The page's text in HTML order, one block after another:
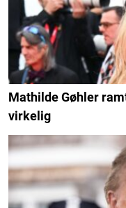
Mathilde Gøhler
virkelig